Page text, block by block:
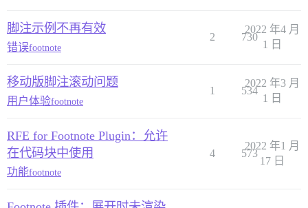
脚注示例不再有效
错误footnote
2 730
2022 年4 月
1 日
移动版脚注滚动问题
用户体验footnote
1 534
2022 年3 月
1 日
RFE for Footnote Plugin：允许
在代码块中使用
功能footnote
4 573
2022 年1 月
17 日